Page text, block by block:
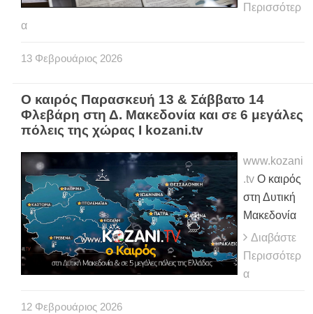
Περισσότερ
α
13 Φεβρουάριος 2026
Ο καιρός Παρασκευή 13 & Σάββατο 14
Φλεβάρη στη Δ. Μακεδονία και σε 6 μεγάλες
πόλεις της χώρας Ι kozani.tv
www.kozani
.tv Ο καιρός
στη Δυτική
Μακεδονία
Διαβάστε
Περισσότερ
α
12 Φεβρουάριος 2026